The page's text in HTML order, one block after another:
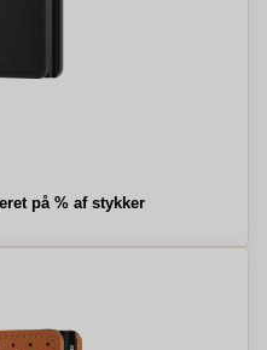
på % af stykker